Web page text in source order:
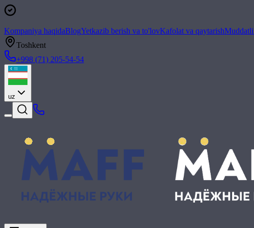
Kompaniya haqidaBlogYetkazib berish va to'lovKafolat va qaytarish
Toshkent
+998 (71) 205-54-54
uz